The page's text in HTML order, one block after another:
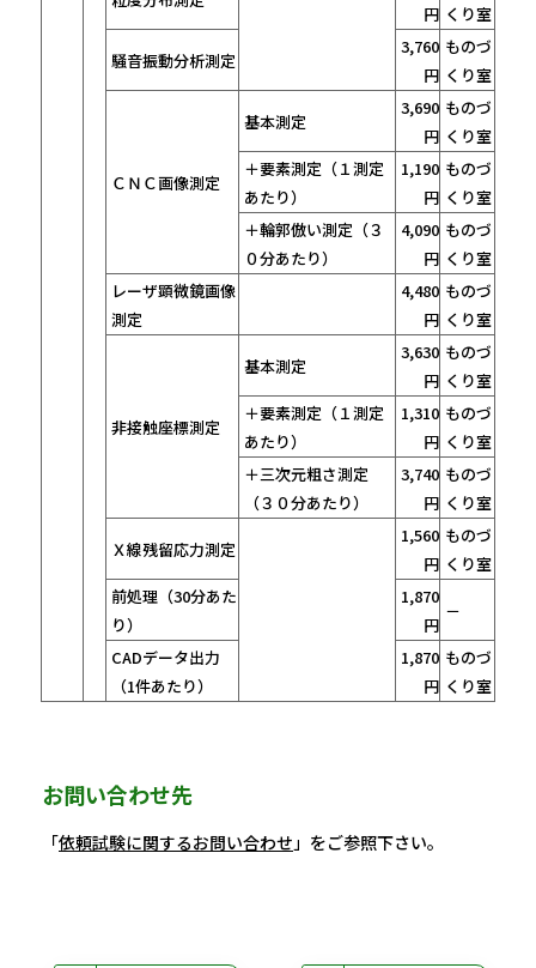
円 くり室
騒音振動分析測定
3,760
円
ものづ
くり室
ＣＮＣ画像測定
基本測定
3,690
円
ものづ
くり室
＋要素測定（１測定
あたり）
1,190
円
ものづ
くり室
＋輪郭倣い測定（３
０分あたり）
4,090
円
ものづ
くり室
レーザ顕微鏡画像
測定
4,480
円
ものづ
くり室
非接触座標測定
基本測定
3,630
円
ものづ
くり室
＋要素測定（１測定
あたり）
1,310
円
ものづ
くり室
＋三次元粗さ測定
（３０分あたり）
3,740
円
ものづ
くり室
Ｘ線残留応力測定
1,560
円
ものづ
くり室
前処理（30分あた
り）
1,870
円
－
CADデータ出力
（1件あたり）
1,870
円
ものづ
くり室
お問い合わせ先
「依頼試験に関するお問い合わせ」をご参照下さい。